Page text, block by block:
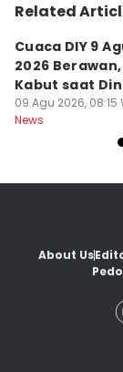
Related
Cuaca DIY 9
2026
Kabut saat
09 Agu 2026, 08:15
News
About Us